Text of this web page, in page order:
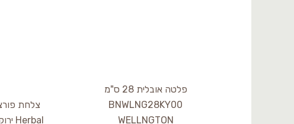
פלטה אובלית 28 ס"מ
BNWLNG28KY00
WELLNGTON
Herbal ירוק MDL19DUS855A45